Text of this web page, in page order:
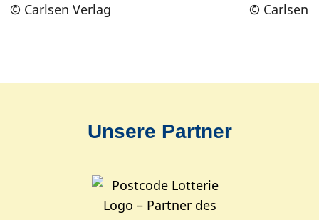
© Carlsen Verlag © Carlsen
© Carlsen Verlag
Unsere Partner